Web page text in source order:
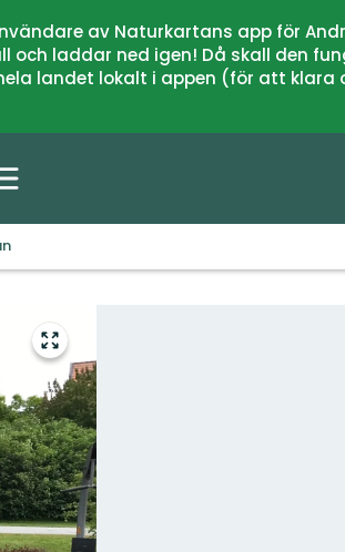
av Naturkartans app för
laddar ned igen! Då skall den
landet lokalt i appen (för att
Gå
till
helskärmsläge